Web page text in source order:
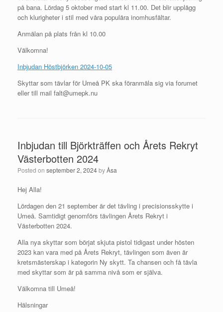
på bana. Lördag 5 oktober med start kl 11.00. Det blir upplägg
och klurigheter i stil med våra populära inomhusfältar.
Anmälan på plats från kl 10.00
Välkomna!
Inbjudan Höstbjörken 2024-10-05
Skyttar som tävlar för Umeå PK ska föranmäla sig via forumet
eller till mail falt@umepk.nu
Inbjudan till Björkträffen och Årets Rekryt
Västerbotten 2024
Posted on september 2, 2024byÅsa
Hej Alla!
Lördagen den 21 september är det tävling i precisionsskytte i
Umeå. Samtidigt genomförs tävlingen Årets Rekryt i
Västerbotten 2024.
Alla nya skyttar som börjat skjuta pistol tidigast under hösten
2023 kan vara med på Årets Rekryt, tävlingen som även är
kretsmästerskap i kategorin Ny skytt. Ta chansen och få tävla
med skyttar som är på samma nivå som er själva.
Välkomna till Umeå!
Hälsningar